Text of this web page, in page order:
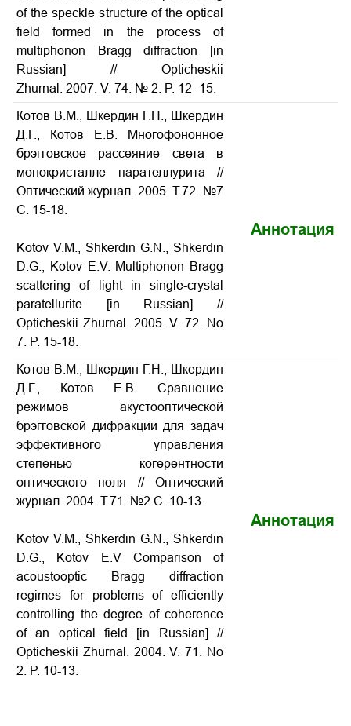
of the speckle structure of the optical
field formed in the process of
multiphonon Bragg diffraction [in
Russian] // Opticheskii
Zhurnal. 2007. V. 74. № 2. P. 12–15.
Котов В.М., Шкердин Г.Н., Шкердин
Д.Г., Котов Е.В. Многофононное
брэгговское рассеяние света в
монокристалле парателлурита //
Оптический журнал. 2005. Т.72. №7
С. 15-18.
Kotov V.M., Shkerdin G.N., Shkerdin
D.G., Kotov E.V. Multiphonon Bragg
scattering of light in single-crystal
paratellurite
[in Russian] //
Opticheskii Zhurnal. 2005. V. 72. No
7. P. 15-18.
Аннотация
Котов В.М., Шкердин Г.Н., Шкердин
Д.Г., Котов Е.В. Сравнение
режимов акустооптической
брэгговской дифракции для задач
эффективного управления
степенью когерентности
оптического поля // Оптический
журнал. 2004. Т.71. №2 С. 10-13.
Kotov V.M., Shkerdin G.N., Shkerdin
D.G., Kotov E.V Comparison of
acoustooptic Bragg diffraction
regimes for problems of efficiently
controlling the degree of coherence
of an optical field
[in Russian] //
Opticheskii Zhurnal. 2004. V. 71. No
2. P. 10-13
Аннотация